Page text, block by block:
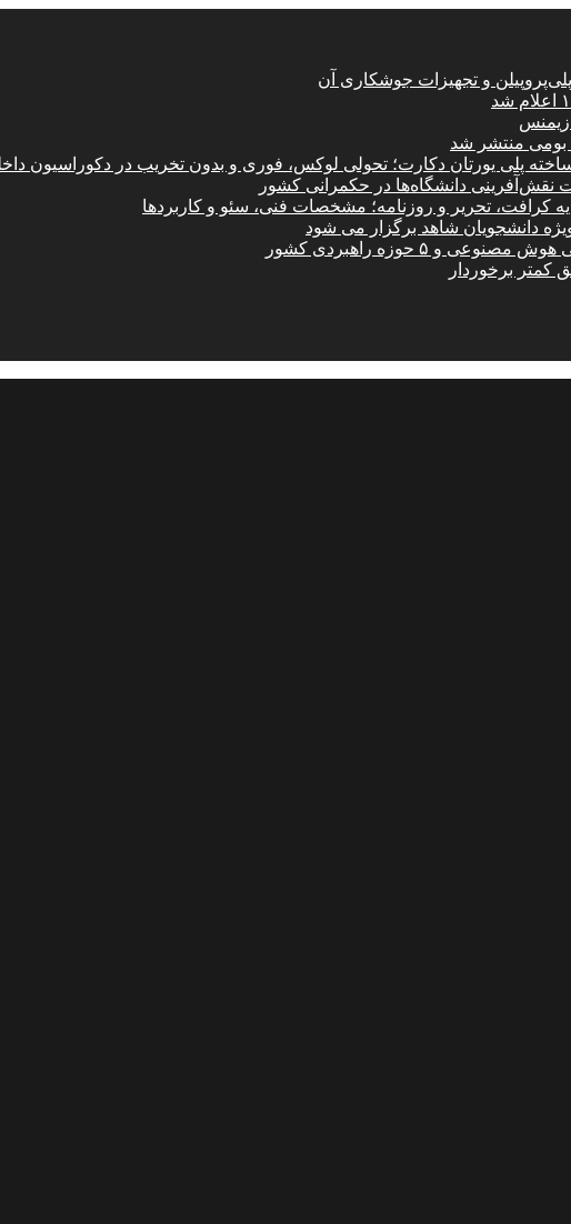
و تجهیزات جوشکاری آن
زیمنس
بومی منتشر شد
ساخته پلی یورتان دکارت؛ تحولی لوکس، فوری و بدون تخریب در دکوراسیون
نقش‌آفرینی دانشگاه‌ها در حکمرانی کشور
کرافت، تحریر و روزنامه؛ مشخصات فنی، سئو و کاربردها
دانشجویان شاهد برگزار می شود
و ۵ حوزه راهبردی کشور
کمتر برخوردار